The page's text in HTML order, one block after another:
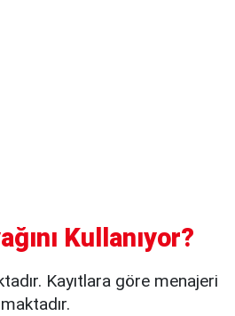
Kullanıyor?
Kayıtlara göre menajeri